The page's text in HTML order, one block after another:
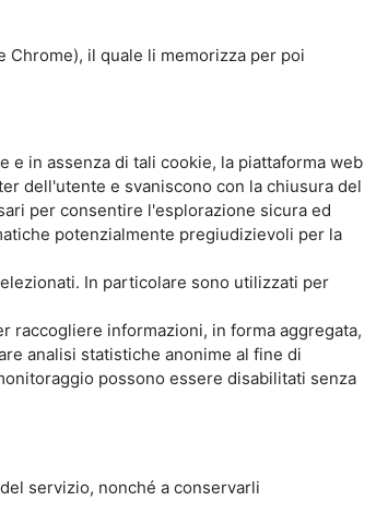
il quale li memorizza per poi
in assenza di tali cookie, la piattaforma web
dell'utente e svaniscono con la chiusura del
per consentire l'esplorazione sicura ed
potenzialmente pregiudizievoli per la
In particolare sono utilizzati per
raccogliere informazioni, in forma aggregata,
analisi statistiche anonime al fine di
possono essere disabilitati senza
servizio, nonché a conservarli